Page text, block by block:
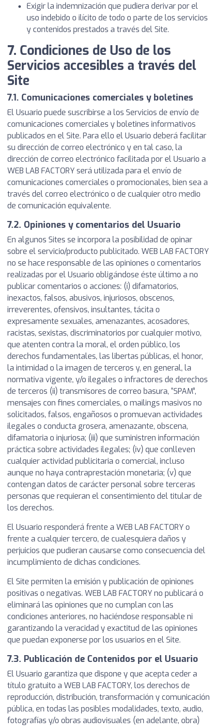
Exigir la indemnización que pudiera derivar por el
uso indebido o ilícito de todo o parte de los servicios
y contenidos prestados a través del Site.
7. Condiciones de Uso de los
Servicios accesibles a través del
Site
7.1. Comunicaciones comerciales y boletines
El Usuario puede suscribirse a los Servicios de envío de
comunicaciones comerciales y boletines informativos
publicados en el Site. Para ello el Usuario deberá facilitar
su dirección de correo electrónico y en tal caso, la
dirección de correo electrónico facilitada por el Usuario a
WEB LAB FACTORY será utilizada para el envío de
comunicaciones comerciales o promocionales, bien sea a
través del correo electrónico o de cualquier otro medio
de comunicación equivalente.
7.2. Opiniones y comentarios del Usuario
En algunos Sites se incorpora la posibilidad de opinar
sobre el servicio/producto publicitado. WEB LAB FACTORY
no se hace responsable de las opiniones o comentarios
realizadas por el Usuario obligándose éste último a no
publicar comentarios o acciones: (i) difamatorios,
inexactos, falsos, abusivos, injuriosos, obscenos,
irreverentes, ofensivos, insultantes, tácita o
expresamente sexuales, amenazantes, acosadores,
racistas, sexistas, discriminatorios por cualquier motivo,
que atenten contra la moral, el orden público, los
derechos fundamentales, las libertas públicas, el honor,
la intimidad o la imagen de terceros y, en general, la
normativa vigente, y/o ilegales o infractores de derechos
de terceros (ii) transmisores de correo basura, “SPAM”,
mensajes con fines comerciales, o mailings masivos no
solicitados, falsos, engañosos o promuevan actividades
ilegales o conducta grosera, amenazante, obscena,
difamatoria o injuriosa; (iii) que suministren información
práctica sobre actividades ilegales; (iv) que conlleven
cualquier actividad publicitaria o comercial, incluso
aunque no haya contraprestación monetaria; (v) que
contengan datos de carácter personal sobre terceras
personas que requieran el consentimiento del titular de
los derechos.
El Usuario responderá frente a WEB LAB FACTORY o
frente a cualquier tercero, de cualesquiera daños y
perjuicios que pudieran causarse como consecuencia del
incumplimiento de dichas condiciones.
El Site permiten la emisión y publicación de opiniones
positivas o negativas. WEB LAB FACTORY no publicará o
eliminará las opiniones que no cumplan con las
condiciones anteriores, no haciéndose responsable ni
garantizando la veracidad y exactitud de las opiniones
que puedan exponerse por los usuarios en el Site.
7.3. Publicación de Contenidos por el Usuario
El Usuario garantiza que dispone y que acepta ceder a
título gratuito a WEB LAB FACTORY, los derechos de
reproducción, distribución, transformación y comunicación
pública, en todas las posibles modalidades, texto, audio,
fotografías y/o obras audiovisuales (en adelante, obra)